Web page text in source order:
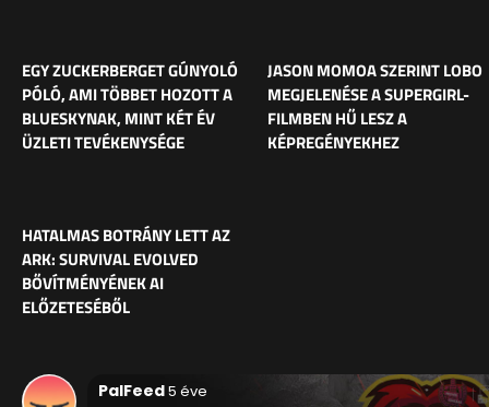
EGY ZUCKERBERGET GÚNYOLÓ
PÓLÓ, AMI TÖBBET HOZOTT A
BLUESKYNAK, MINT KÉT ÉV
ÜZLETI TEVÉKENYSÉGE
JASON MOMOA SZERINT LOBO
MEGJELENÉSE A SUPERGIRL-
FILMBEN HŰ LESZ A
KÉPREGÉNYEKHEZ
HATALMAS BOTRÁNY LETT AZ
ARK: SURVIVAL EVOLVED
BŐVÍTMÉNYÉNEK AI
ELŐZETESÉBŐL
PalFeed5 éve